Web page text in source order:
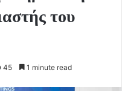
του
45 1 minute read